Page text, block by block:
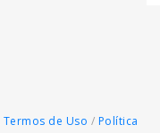
Termos de Uso / Política